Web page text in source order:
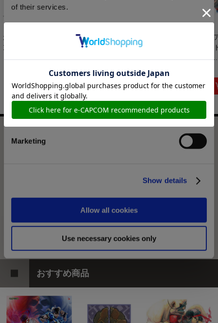
of their services.
Consent
Selection
Statistics
Marketing
Show details
Allow all cookies
Use necessary cookies only
カプコン ファイティ
ング コレクション...
3,740円(税込)
【NS2】ストリート
ファイター6 Years
1...
8,789円 (税込)
ー6 スタンド付き...
シ
商品を選びなおす
おすすめ商品